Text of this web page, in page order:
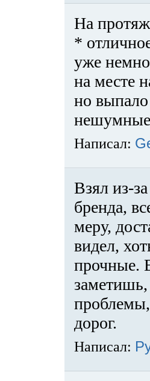
На
*
уже
на месте
но
нешумные
Написал:
Взял из-
бренда,
меру,
видел,
прочные.
проблемы,
дорог.
Написал: